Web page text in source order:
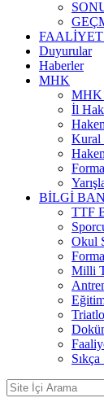
Duyurular
Haberler
MHK
MHK
İl
Kural
BİLGİ
TTF
Okul
Milli